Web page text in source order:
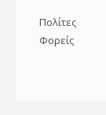
Πολίτες
Φορείς